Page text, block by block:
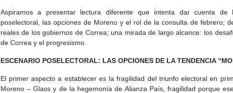
Aspiramos a presentar lectura diferente que intenta dar cuenta de
poselectoral, las opciones de Moreno y el rol de la consulta de febrero;
reales de los gobiernos de Correa; una mirada de largo alcance: los
de Correa y el progresismo.
ESCENARIO POSELECTORAL: LAS OPCIONES DE LA TENDENCIA
El primer aspecto a establecer es la fragilidad del triunfo electoral en
Moreno – Glass y de la hegemonía de Alianza País, fragilidad porque